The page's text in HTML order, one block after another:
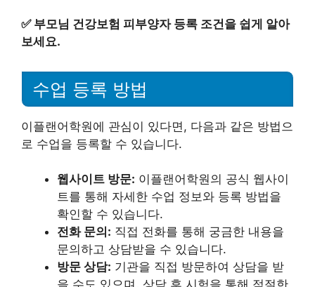
✅ 부모님 건강보험 피부양자 등록 조건을 쉽게 알아
보세요.
수업 등록 방법
이플랜어학원에 관심이 있다면, 다음과 같은 방법으
로 수업을 등록할 수 있습니다.
웹사이트 방문: 이플랜어학원의 공식 웹사이
트를 통해 자세한 수업 정보와 등록 방법을
확인할 수 있습니다.
전화 문의: 직접 전화를 통해 궁금한 내용을
문의하고 상담받을 수 있습니다.
방문 상담: 기관을 직접 방문하여 상담을 받
을 수도 있으며, 상담 후 시험을 통해 적절한